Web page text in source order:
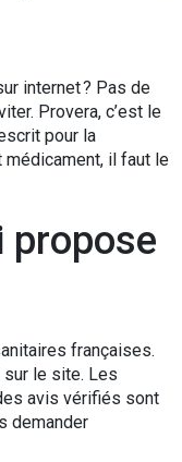
internet ? Pas de
Provera, c’est le
pour la
il faut le
propose
françaises.
sur le site. Les
avis vérifiés sont
demander